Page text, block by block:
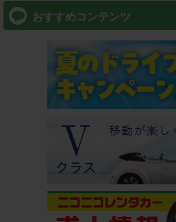
おすすめコンテンツ